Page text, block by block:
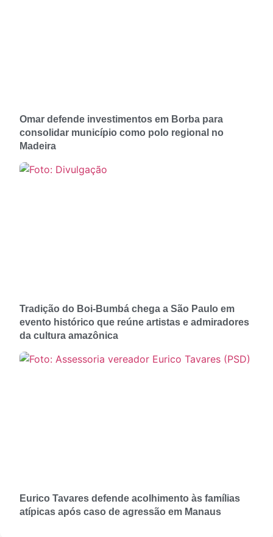
Omar defende investimentos em Borba para
consolidar município como polo regional no
Madeira
Tradição do Boi-Bumbá chega a São Paulo em
evento histórico que reúne artistas e admiradores
da cultura amazônica
Eurico Tavares defende acolhimento às famílias
atípicas após caso de agressão em Manaus